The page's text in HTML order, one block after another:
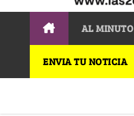
AL MINUTO
ENVIA TU NOTICIA